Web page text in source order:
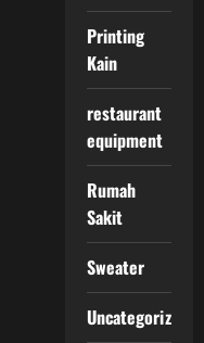
Printing
Kain
restaurant
equipment
Rumah
Sakit
Sweater
Uncategorized